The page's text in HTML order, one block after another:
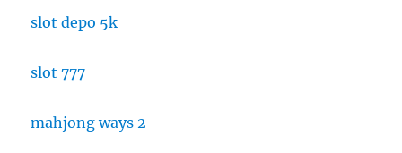
slot depo 5k
slot 777
mahjong ways 2